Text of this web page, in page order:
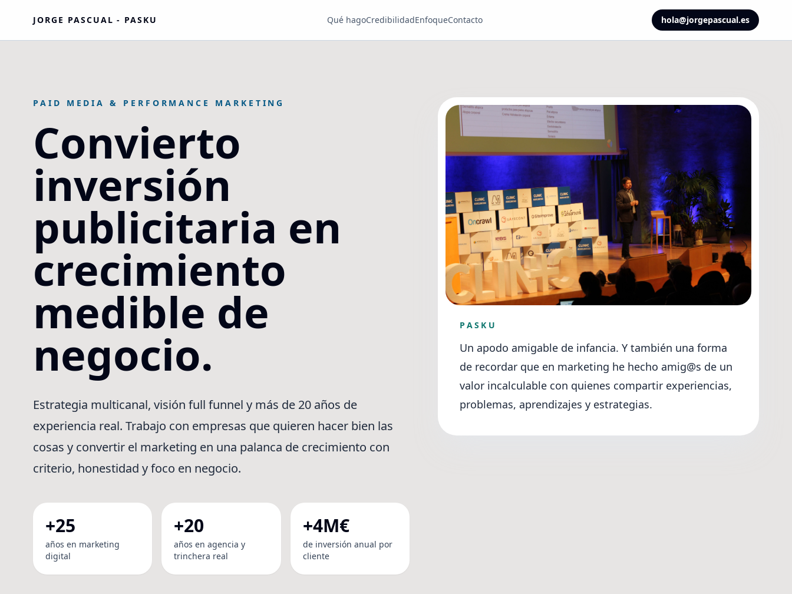
JORGE PASCUAL - PASKU Qué hagoCredibilidadEnfoqueContacto hola@jorgepascual.es
PAID MEDIA & PERFORMANCE MARKETING
Convierto
inversión
publicitaria en
crecimiento
medible de
negocio.
Estrategia multicanal, visión full funnel y más de 20 años de
experiencia real. Trabajo con empresas que quieren hacer bien las
cosas y convertir el marketing en una palanca de crecimiento con
criterio, honestidad y foco en negocio.
+25
años en marketing
digital
+20
años en agencia y
trinchera real
+4M€
de inversión anual por
cliente
PASKU
Un apodo amigable de infancia. Y también una forma
de recordar que en marketing he hecho amig@s de un
valor incalculable con quienes compartir experiencias,
problemas, aprendizajes y estrategias.